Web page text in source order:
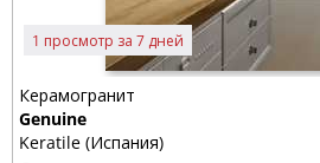
1 просмотр за 7 дней
Керамогранит
Genuine
Keratile (Испания)